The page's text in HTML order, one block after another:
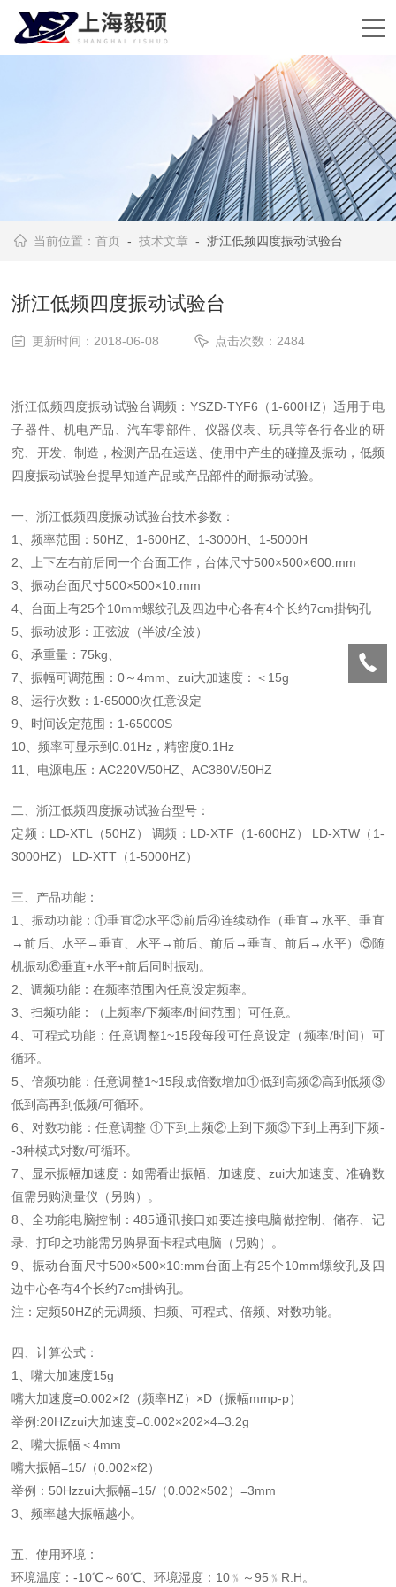
当前位置：首页 -技术文章 - 浙江低频四度振动试验台
浙江低频四度振动试验台
更新时间：2018-06-08 点击次数：2484
浙江低频四度振动试验台调频：YSZD-TYF6（1-600HZ）适用于电
子器件、机电产品、汽车零部件、仪器仪表、玩具等各行各业的研
究、开发、制造，检测产品在运送、使用中产生的碰撞及振动，低频
四度振动试验台提早知道产品或产品部件的耐振动试验。
一、浙江低频四度振动试验台技术参数：
1、频率范围：50HZ、1-600HZ、1-3000H、1-5000H
2、上下左右前后同一个台面工作，台体尺寸500×500×600:mm
3、振动台面尺寸500×500×10:mm
4、台面上有25个10mm螺纹孔及四边中心各有4个长约7cm掛钩孔
5、振动波形：正弦波（半波/全波）
6、承重量：75kg、
7、振幅可调范围：0～4mm、zui大加速度：＜15g
8、运行次数：1-65000次任意设定
9、时间设定范围：1-65000S
10、频率可显示到0.01Hz，精密度0.1Hz
11、电源电压：AC220V/50HZ、AC380V/50HZ
二、浙江低频四度振动试验台型号：
定频：LD-XTL（50HZ） 调频：LD-XTF（1-600HZ） LD-XTW（1-
3000HZ） LD-XTT（1-5000HZ）
三、产品功能：
1、振动功能：①垂直②水平③前后④连续动作（垂直→水平、垂直
→前后、水平→垂直、水平→前后、前后→垂直、前后→水平）⑤随
机振动⑥垂直+水平+前后同时振动。
2、调频功能：在频率范围內任意设定频率。
3、扫频功能：（上频率/下频率/时间范围）可任意。
4、可程式功能：任意调整1~15段每段可任意设定（频率/时间）可
循环。
5、倍频功能：任意调整1~15段成倍数增加①低到高频②高到低频③
低到高再到低频/可循环。
6、对数功能：任意调整 ①下到上频②上到下频③下到上再到下频-
-3种模式对数/可循环。
7、显示振幅加速度：如需看出振幅、加速度、zui大加速度、准确数
值需另购测量仪（另购）。
8、全功能电脑控制：485通讯接口如要连接电脑做控制、储存、记
录、打印之功能需另购界面卡程式电脑（另购）。
9、振动台面尺寸500×500×10:mm台面上有25个10mm螺纹孔及四
边中心各有4个长约7cm掛钩孔。
注：定频50HZ的无调频、扫频、可程式、倍频、对数功能。
四、计算公式：
1、嘴大加速度15g
嘴大加速度=0.002×f2（频率HZ）×D（振幅mmp-p）
举例:20HZzui大加速度=0.002×202×4=3.2g
2、嘴大振幅＜4mm
嘴大振幅=15/（0.002×f2）
举例：50Hzzui大振幅=15/（0.002×502）=3mm
3、频率越大振幅越小。
五、使用环境：
环境温度：-10℃～60℃、环境湿度：10﹪～95﹪R.H。